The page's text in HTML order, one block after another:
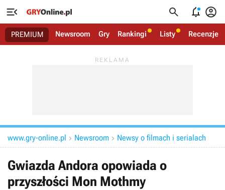
   
PREMIUM Newsroom Gry Rankingi Listy Recenzje
www.gry-online.pl  Newsroom  Newsy o filmach i serialach
Gwiazda Andora opowiada o
przyszłości Mon Mothmy